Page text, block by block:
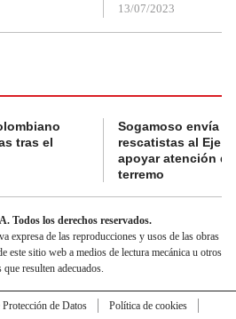
13/07/2023
tras el
Sogamoso envía
rescatistas al Eje
apoyar atención
terremo
Todos los derechos reservados.
expresa de las reproducciones y usos de las obras
este sitio web a medios de lectura mecánica u otros
que resulten adecuados.
de Datos
Política de cookies